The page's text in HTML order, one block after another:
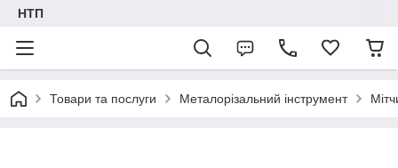
НТП
Товари та послуги Металорізальний інструмент